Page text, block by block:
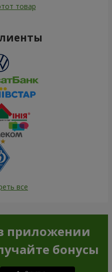
товар
все
приложении
бонусы